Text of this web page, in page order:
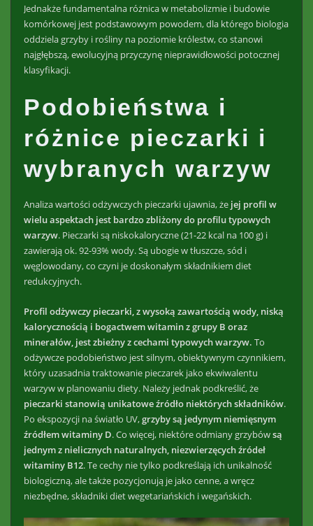
Jednakże fundamentalna różnica w metabolizmie i budowie
komórkowej jest podstawowym powodem, dla którego biologia
oddziela grzyby i rośliny na poziomie królestw, co stanowi
najgłębszą, ewolucyjną przyczynę nieprawidłowości potocznej
klasyfikacji.
Podobieństwa i
różnice pieczarki i
wybranych warzyw
Analiza wartości odżywczych pieczarki ujawnia, że jej profil w
wielu aspektach jest bardzo zbliżony do profilu typowych
warzyw. Pieczarki są niskokaloryczne (21-22 kcal na 100 g) i
zawierają ok. 92-93% wody. Są ubogie w tłuszcze, sód i
węglowodany, co czyni je doskonałym składnikiem diet
redukcyjnych.
Profil odżywczy pieczarki, z wysoką zawartością wody, niską
kalorycznością i bogactwem witamin z grupy B oraz
minerałów, jest zbieżny z cechami typowych warzyw. To
odżywcze podobieństwo jest silnym, obiektywnym czynnikiem,
który uzasadnia traktowanie pieczarek jako ekwiwalentu
warzyw w planowaniu diety. Należy jednak podkreślić, że
pieczarki stanowią unikatowe źródło niektórych składników.
Po ekspozycji na światło UV,grzyby są jedynym niemięsnym
źródłem witaminy D. Co więcej, niektóre odmiany grzybówsą
jednym z nielicznych naturalnych, niezwierzęcych źródeł
witaminy B12. Te cechy nie tylko podkreślają ich unikalność
biologiczną, ale także pozycjonują je jako cenne, a wręcz
niezbędne, składniki diet wegetariańskich i wegańskich.